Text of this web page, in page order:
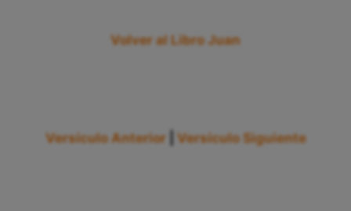
Volver al Libro Juan
Versículo Anterior Versículo Siguiente